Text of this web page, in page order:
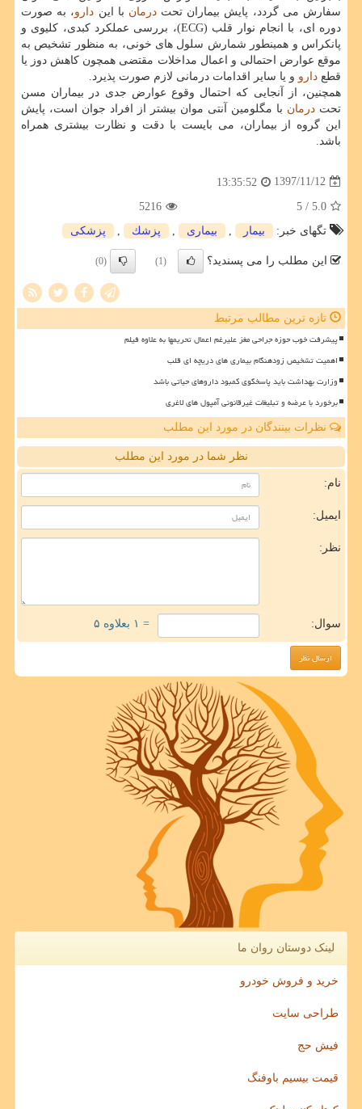
سفارش می گردد، پایش بیماران تحتدرمان با این دارو، به صورت
دوره ای، با انجام نوار قلب (ECG)، بررسی عملكرد كبدی، كلیوی و
پانكراس و همینطور شمارش سلول های خونی، به منظور تشخیص به
موقع عوارض احتمالی و اعمال مداخلات مقتضی همچون كاهش دوز یا
قطع دارو و یا سایر اقدامات درمانی لازم صورت پذیرد.
همچنین، از آنجایی كه احتمال وقوع عوارض جدی در بیماران مسن
تحت درمان با مگلومین آنتی موان بیشتر از افراد جوان است، پایش
این گروه از بیماران، می بایست با دقت و نظارت بیشتری همراه
باشد.
1397/11/12
13:35:52
5.0
/ 5
5216
تگهای خبر:
بیمار بیماری پزشك پزشكی
این مطلب را می پسندید؟ (1)
(0)
تازه ترین مطالب مرتبط
پیشرفت خوب حوزه جراحی مغز علیرغم اعمال تحریمها به علاوه فیلم
اهمیت تشخیص زودهنگام بیماری های دریچه ای قلب
وزارت بهداشت باید پاسخگوی کمبود داروهای حیاتی باشد
برخورد با عرضه و تبلیغات غیرقانونی آمپول های لاغری
نظرات بینندگان در مورد این مطلب
نظر شما در مورد این مطلب
نام:
ایمیل:
نظر:
سوال: = ۱ بعلاوه ۵
لینک دوستان روان ما
خرید و فروش خودرو
طراحی سایت
فیش حج
قیمت بیسیم باوفنگ